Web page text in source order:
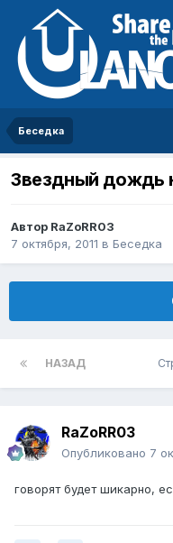
Беседка
Звездный дождь
Автор RaZoRR03
7 октября, 2011 в Беседка
НАЗАД
RaZoRR03
Опубликовано 7
говорят будет шикарно,